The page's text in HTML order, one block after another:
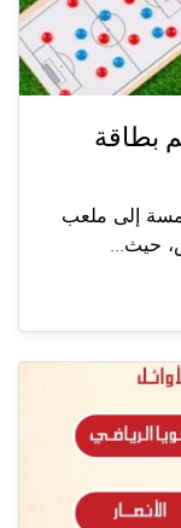
لحسم بطاقة
إلى ملعب
حيث...